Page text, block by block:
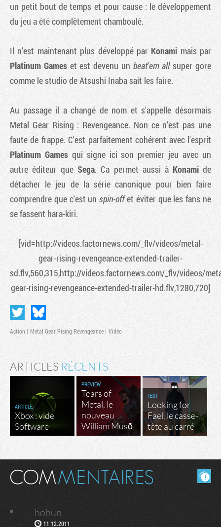
un petit bout de temps et pour cause : le développement
du jeu a été complètement chamboulé.
Il n'est maintenant plus développé par Konami mais par
Platinum Gameset est devenu un beat'em allsuper gore
comme le studio de Atsushi Inaba sait les faire.
Au passage il a changé de nom et s'appelle désormais
Metal Gear Rising : Revengeance. Non ce n'est pas une
faute de frappe. C'est parfaitement cohérent avec l'esprit
Platinum Gamesqui signe ici son premier jeu avec un
autre éditeur queSega. Ca permet aussi à Konamide
détacher le jeu de la série canonique pour bien faire
comprendre que c'est unspin-offet éviter que les fans ne
se fassent hara-kiri.
[vid=http://videos.factornews.com/_flv/videos/metal-
gear-rising-revengeance-extended-trailer-
sd.flv,560,315,http://videos.factornews.com/_flv/videos/
gear-rising-revengeance-extended-trailer-hd.flv,1280,720]
Action Metal Gear Rising Revengeance Vidéo
ARTICLES RÉCENTS
ARTICLE
Xbox : vide
Software
PREVIEW
Tears of
Metal, le
nouveau
William Musō
TEST
Looking for
Fael, le casse-
tête au carré
Masquer les commentaires lus.
hohun
11.12.2011
Tribune